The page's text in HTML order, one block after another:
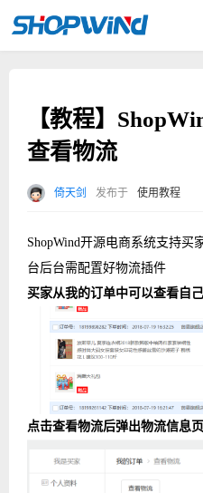
【教程】
查看物流
倚天剑 发布于 使用教程
ShopWind开源电商系统支持
台后台需配置好物流插件
买家从我的订单中可以查看自
点击查看物流后弹出物流信息